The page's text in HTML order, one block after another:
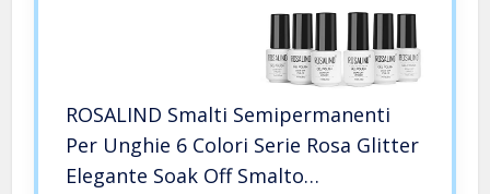
ROSALIND Smalti Semipermanenti
Per Unghie 6 Colori Serie Rosa Glitter
Elegante Soak Off Smalto